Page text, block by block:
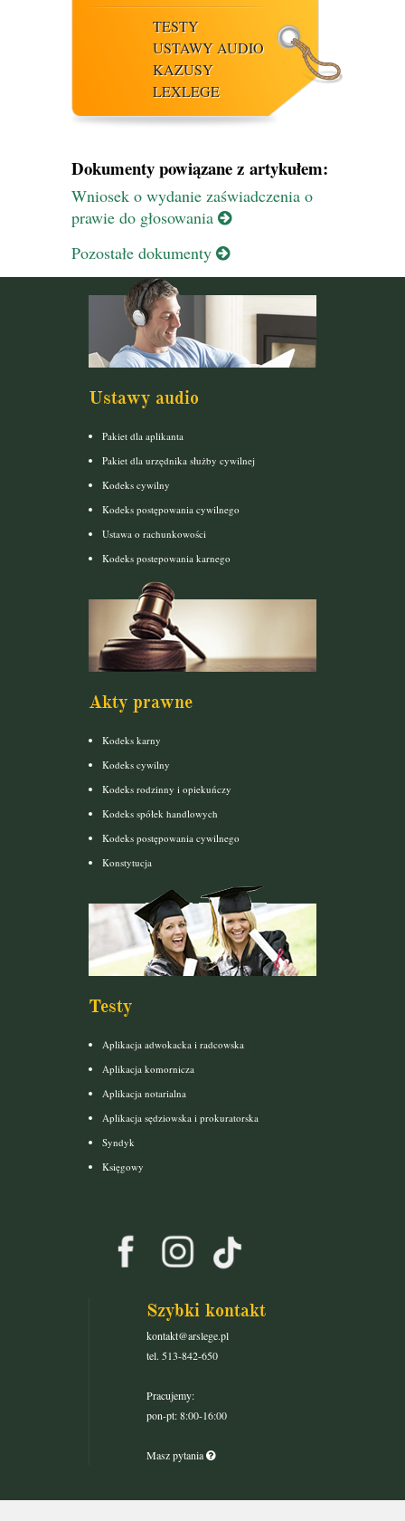
TESTY
USTAWY AUDIO
KAZUSY
LEXLEGE
Dokumenty powiązane z artykułem:
Wniosek o wydanie zaświadczenia o
prawie do głosowania
Pozostałe dokumenty
Ustawy audio
Pakiet dla aplikanta
Pakiet dla urzędnika służby cywilnej
Kodeks cywilny
Kodeks postępowania cywilnego
Ustawa o rachunkowości
Kodeks postepowania karnego
Akty prawne
Kodeks karny
Kodeks cywilny
Kodeks rodzinny i opiekuńczy
Kodeks spółek handlowych
Kodeks postępowania cywilnego
Konstytucja
Testy
Aplikacja adwokacka i radcowska
Aplikacja komornicza
Aplikacja notarialna
Aplikacja sędziowska i prokuratorska
Syndyk
Księgowy
Szybki kontakt
kontakt@arslege.pl
tel. 513-842-650
Pracujemy:
pon-pt: 8:00-16:00
Masz pytania